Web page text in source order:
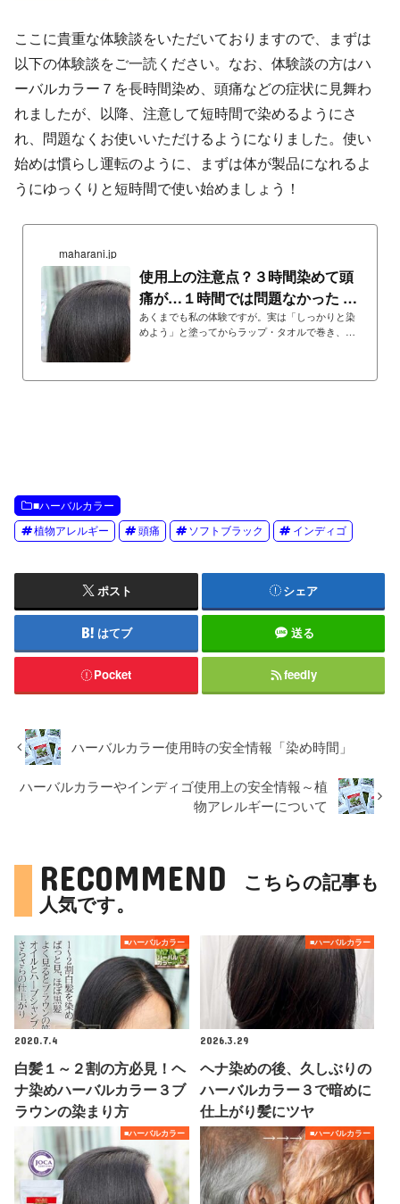
ここに貴重な体験談をいただいておりますので、まずは
以下の体験談をご一読ください。なお、体験談の方はハ
ーバルカラー７を長時間染め、頭痛などの症状に見舞わ
れましたが、以降、注意して短時間で染めるようにさ
れ、問題なくお使いいただけるようになりました。使い
始めは慣らし運転のように、まずは体が製品になれるよ
うにゆっくりと短時間で使い始めましょう！
maharani.jp
使用上の注意点？３時間染めて頭
痛が…１時間では問題なかった -
マハラニ ハーバル...
あくまでも私の体験ですが。実は「しっかりと染
めよう」と塗ってからラップ・タオルで巻き、一
■ハーバルカラー
植物アレルギー
頭痛 ソフトブラック インディゴ
ポスト シェア
はてブ 送る
Pocket feedly
ハーバルカラー使用時の安全情報「染め時間」
ハーバルカラーやインディゴ使用上の安全情報～植
物アレルギーについて
RECOMMEND
こちらの記事も
人気です。
■ハーバルカラー
2020.7.4
白髪１～２割の方必見！ヘ
ナ染めハーバルカラー３ブ
ラウンの染まり方
■ハーバルカラー
2026.3.29
ヘナ染めの後、久しぶりの
ハーバルカラー３で暗めに
仕上がり髪にツヤ
■ハーバルカラー ■ハーバルカラー